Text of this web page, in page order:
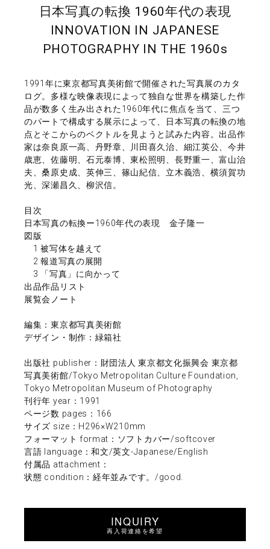
日本写真の転換 1960年代の表現
INNOVATION IN JAPANESE
PHOTOGRAPHY IN THE 1960s
1991年に東京都写真美術館で開催された写真展のカタ
ログ。多様な映像表現によって独自な世界を構築した作
品が数多く生み出された1960年代に焦点を当て、三つ
のパートで構成する展示によって、日本写真の転換の地
点とそこからのベクトルを見ようと試みた内容。出品作
家は奈良原一高、丹野章、川田喜久治、細江英公、今井
歳恵、佐藤明、石元泰博、東松照明、長野重一、富山治
夫、桑原史成、英伸三、篠山紀信、立木義浩、横須賀功
光、深瀬昌久、柳沢信。
目次
日本写真の転換ー1960年代の表現 金子隆一
図版
1 被写体を越えて
2 報道写真の展開
3 「写真」に向かって
出品作品リスト
展覧会ノート
編集：東京都写真美術館
デザイン・制作：緑箱社
出版社 publisher：財団法人 東京都文化振興会 東京都
写真美術館/Tokyo Metropolitan Culture Foundation,
Tokyo Metropolitan Museum of Photography
刊行年 year：1991
ページ数 pages：166
サイズ size：H296×W210mm
フォーマット format：ソフトカバー/softcover
言語 language：和文/英文-Japanese/English
付属品 attachment：
状態 condition：経年並みです。/good.
INQUIRY
再入荷連絡を希望